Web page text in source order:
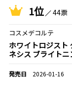
1位 44票
コスメデコルテ
ホワイトロジスト
ネシス ブライトニ
品］
2026-01-16